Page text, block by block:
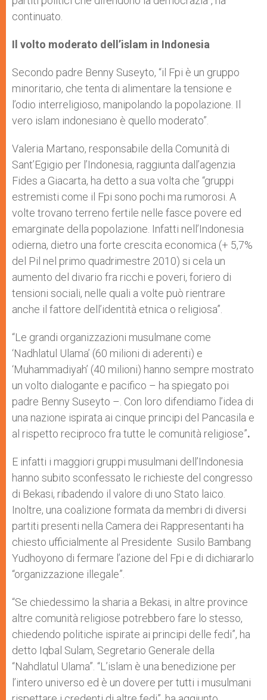
continuato.
Il volto moderato dell’islam in Indonesia
Secondo padre Benny Suseyto, “il Fpi è un gruppo
minoritario, che tenta di alimentare la tensione e
l’odio interreligioso, manipolando la popolazione. Il
vero islam indonesiano è quello moderato”.
Valeria Martano, responsabile della Comunità di
Sant’Egigio per l’Indonesia, raggiunta dall’agenzia
Fides a Giacarta, ha detto a sua volta che “gruppi
estremisti come il Fpi sono pochi ma rumorosi. A
volte trovano terreno fertile nelle fasce povere ed
emarginate della popolazione. Infatti nell’Indonesia
odierna, dietro una forte crescita economica (+ 5,7%
del Pil nel primo quadrimestre 2010) si cela un
aumento del divario fra ricchi e poveri, foriero di
tensioni sociali, nelle quali a volte può rientrare
anche il fattore dell’identità etnica o religiosa”.
“Le grandi organizzazioni musulmane come
‘Nadhlatul Ulama’ (60 milioni di aderenti) e
‘Muhammadiyah’ (40 milioni) hanno sempre mostrato
un volto dialogante e pacifico – ha spiegato poi
padre Benny Suseyto –. Con loro difendiamo l’idea di
una nazione ispirata ai cinque principi del Pancasila e
al rispetto reciproco fra tutte le comunità religiose”.
E infatti i maggiori gruppi musulmani dell’Indonesia
hanno subito sconfessato le richieste del congresso
di Bekasi, ribadendo il valore di uno Stato laico.
Inoltre, una coalizione formata da membri di diversi
partiti presenti nella Camera dei Rappresentanti ha
chiesto ufficialmente al Presidente Susilo Bambang
Yudhoyono di fermare l’azione del Fpi e di dichiararlo
“organizzazione illegale”.
“Se chiedessimo la sharia a Bekasi, in altre province
altre comunità religiose potrebbero fare lo stesso,
chiedendo politiche ispirate ai principi delle fedi”, ha
detto Iqbal Sulam, Segretario Generale della
“Nahdlatul Ulama”. “L’islam è una benedizione per
l’intero universo ed è un dovere per tutti i musulmani